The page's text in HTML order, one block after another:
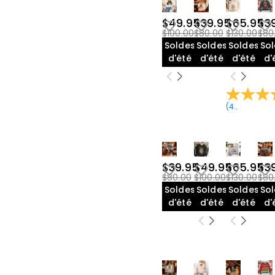
$49.95
$100.00
Soldes
d'été
$39.95
$80.00
Soldes
d'été
$65.95
$130.00
Soldes
d'été
(40
$39.95
$80.00
Soldes
d'été
$49.95
$100.00
Soldes
d'été
$65.95
$130.00
Soldes
d'été